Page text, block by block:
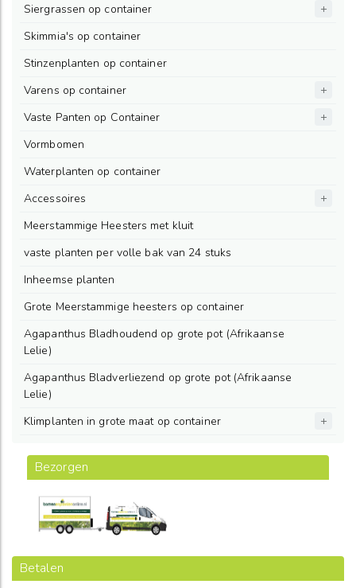
Siergrassen op container
Skimmia's op container
Stinzenplanten op container
Varens op container
Vaste Panten op Container
Vormbomen
Waterplanten op container
Accessoires
Meerstammige Heesters met kluit
vaste planten per volle bak van 24 stuks
Inheemse planten
Grote Meerstammige heesters op container
Agapanthus Bladhoudend op grote pot (Afrikaanse
Lelie)
Agapanthus Bladverliezend op grote pot (Afrikaanse
Lelie)
Klimplanten in grote maat op container
Bezorgen
Betalen